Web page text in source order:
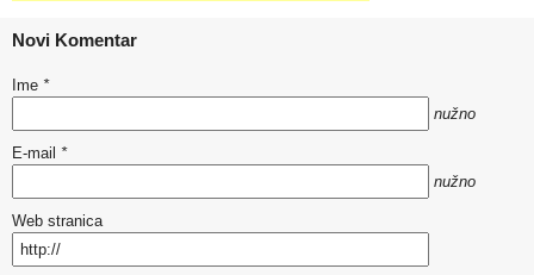
Novi Komentar
Ime *
nužno
E-mail *
nužno
Web stranica